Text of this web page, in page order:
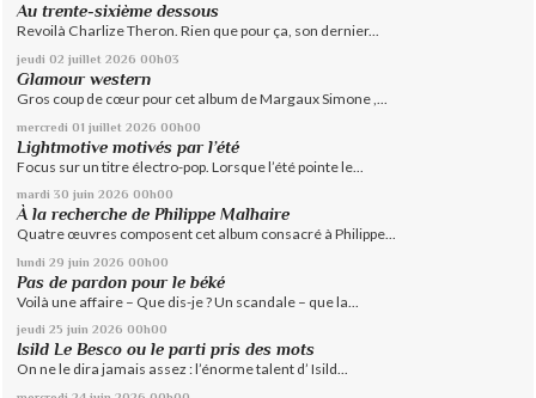
Au trente-sixième dessous
Revoilà Charlize Theron. Rien que pour ça, son dernier...
jeudi 02 juillet 2026 00h03
Glamour western
Gros coup de cœur pour cet album de Margaux Simone ,...
mercredi 01 juillet 2026 00h00
Lightmotive motivés par l’été
Focus sur un titre électro-pop. Lorsque l’été pointe le...
mardi 30 juin 2026 00h00
À la recherche de Philippe Malhaire
Quatre œuvres composent cet album consacré à Philippe...
lundi 29 juin 2026 00h00
Pas de pardon pour le béké
Voilà une affaire – Que dis-je ? Un scandale – que la...
jeudi 25 juin 2026 00h00
Isild Le Besco ou le parti pris des mots
On ne le dira jamais assez : l’énorme talent d’ Isild...